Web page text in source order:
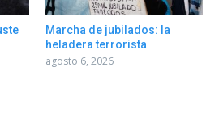
Marcha de jubilados: la
heladera terrorista
agosto 6, 2026